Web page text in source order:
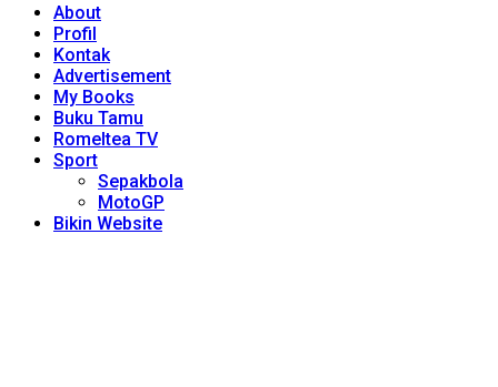
About
Profil
Kontak
Advertisement
My Books
Buku Tamu
Romeltea TV
Sport
Sepakbola
MotoGP
Bikin Website